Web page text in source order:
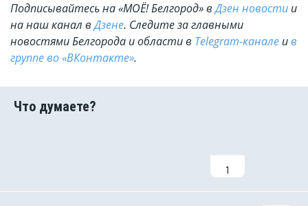
Подписывайтесь на «МОЁ! Белгород» вДзен новости и
на наш канал вДзене. Cледите за главными
новостями Белгорода и области в Telegram-канале ив
группе во «ВКонтакте».
1